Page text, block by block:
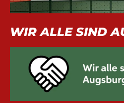
WIR ALLE SIND